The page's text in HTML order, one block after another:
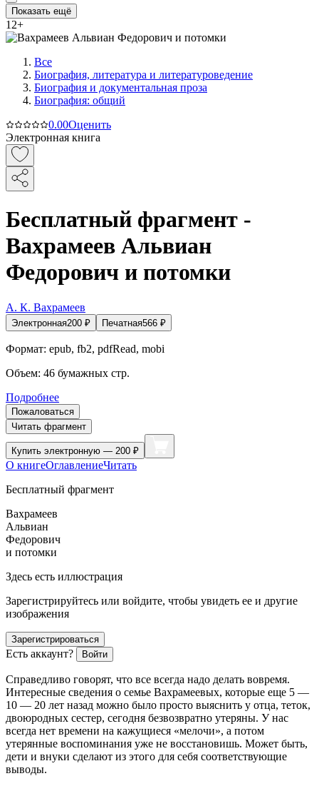
Показать ещё
12+
Все
Биография, литература и литературоведение
Биография и документальная проза
Биография: общий
0.00Оценить
Электронная книга
Бесплатный фрагмент -
Вахрамеев Альвиан
Федорович и потомки
А. К. Вахрамеев
Электронная200 ₽ Печатная566 ₽
Формат: epub, fb2, pdfRead, mobi
Объем: 46 бумажных стр.
Подробнее
Пожаловаться
Читать фрагмент
Купить электронную — 200 ₽
О книгеОглавлениеЧитать
Бесплатный фрагмент
Вахрамеев
Альвиан
Федорович
и потомки
Здесь есть иллюстрация
Зарегистрируйтесь или войдите, чтобы увидеть ее и другие
изображения
Зарегистрироваться
Есть аккаунт? Войти
Справедливо говорят, что все всегда надо делать вовремя.
Интересные сведения о семье Вахрамеевых, которые еще 5 —
10 — 20 лет назад можно было просто выяснить у отца, теток,
двоюродных сестер, сегодня безвозвратно утеряны. У нас
всегда нет времени на кажущиеся «мелочи», а потом
утерянные воспоминания уже не восстановишь. Может быть,
дети и внуки сделают из этого для себя соответствующие
выводы.